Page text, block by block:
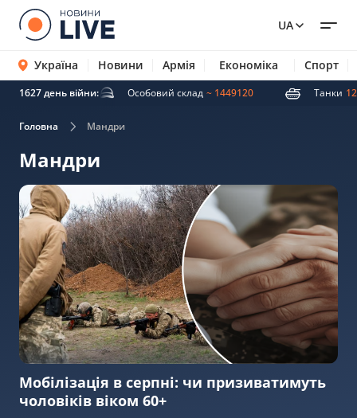
UA
Україна Новини Армія Економіка Спорт
1627 день війни:
ракети 5007 Особовий склад ~ 1449120 Танки
Головна Мандри
Мандри
Мобілізація в серпні: чи призиватимуть
чоловіків віком 60+